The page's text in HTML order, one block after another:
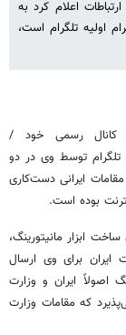
اعلام کرد به
اولیه تلگرام است،
کانال رسمی خود /
توسط وی در دو
ایرانی دست‌کاری
بوده است.
ابزار مانیتورینگ،
ایران برای وی ارسال
اصولاً ایران و وزارت
که مقامات وزارت